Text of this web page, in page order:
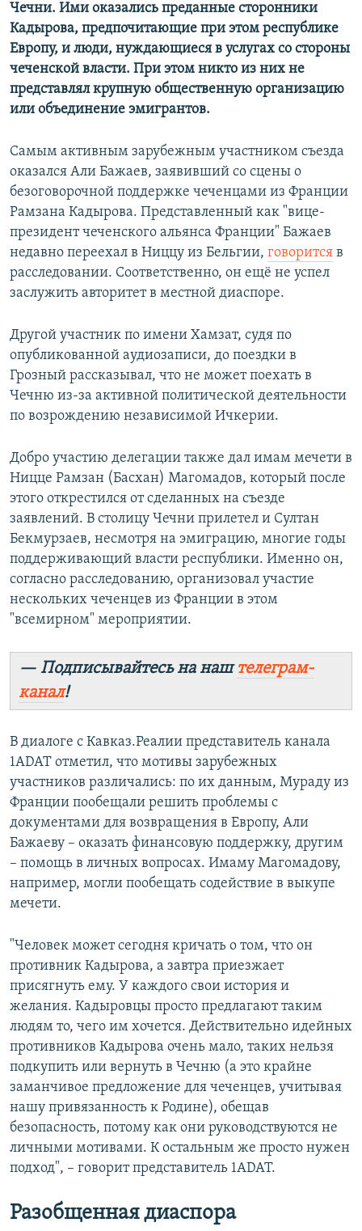
Чечни. Ими оказались преданные сторонники
Кадырова, предпочитающие при этом республике
Европу, и люди, нуждающиеся в услугах со стороны
чеченской власти. При этом никто из них не
представлял крупную общественную организацию
или объединение эмигрантов.
Самым активным зарубежным участником съезда
оказался Али Бажаев, заявивший со сцены о
безоговорочной поддержке чеченцами из Франции
Рамзана Кадырова. Представленный как "вице-
президент чеченского альянса Франции" Бажаев
недавно переехал в Ниццу из Бельгии, говорится в
расследовании. Соответственно, он ещё не успел
заслужить авторитет в местной диаспоре.
Другой участник по имени Хамзат, судя по
опубликованной аудиозаписи, до поездки в
Грозный рассказывал, что не может поехать в
Чечню из-за активной политической деятельности
по возрождению независимой Ичкерии.
Добро участию делегации также дал имам мечети в
Ницце Рамзан (Басхан) Магомадов, который после
этого открестился от сделанных на съезде
заявлений. В столицу Чечни прилетел и Султан
Бекмурзаев, несмотря на эмиграцию, многие годы
поддерживающий власти республики. Именно он,
согласно расследованию, организовал участие
нескольких чеченцев из Франции в этом
"всемирном" мероприятии.
— Подписывайтесь на наштелеграм-
канал!
В диалоге с Кавказ.Реалии представитель канала
1ADAT отметил, что мотивы зарубежных
участников различались: по их данным, Мураду из
Франции пообещали решить проблемы с
документами для возвращения в Европу, Али
Бажаеву – оказать финансовую поддержку, другим
– помощь в личных вопросах. Имаму Магомадову,
например, могли пообещать содействие в выкупе
мечети.
"Человек может сегодня кричать о том, что он
противник Кадырова, а завтра приезжает
присягнуть ему. У каждого свои история и
желания. Кадыровцы просто предлагают таким
людям то, чего им хочется. Действительно идейных
противников Кадырова очень мало, таких нельзя
подкупить или вернуть в Чечню (а это крайне
заманчивое предложение для чеченцев, учитывая
нашу привязанность к Родине), обещав
безопасность, потому как они руководствуются не
личными мотивами. К остальным же просто нужен
подход", – говорит представитель 1ADAT.
Разобщенная диаспора